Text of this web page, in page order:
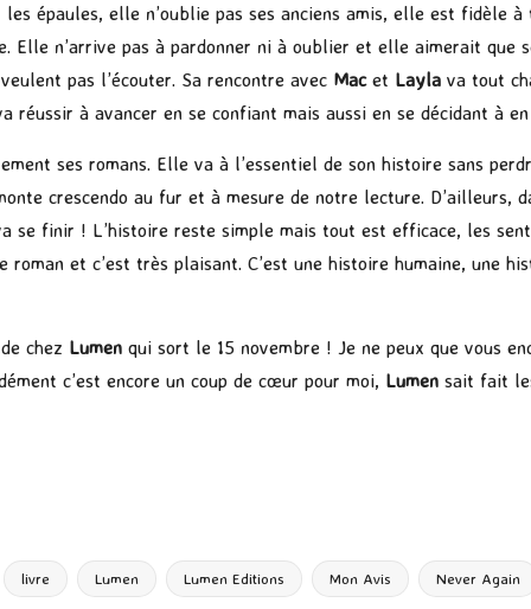
épaules, elle n’oublie pas ses anciens amis, elle est fidèle
n’arrive pas à pardonner ni à oublier et elle aimerait que
pas l’écouter. Sa rencontre avec Mac et Layla va tout
à avancer en se confiant mais aussi en se décidant à
ses romans. Elle va à l’essentiel de son histoire sans
crescendo au fur et à mesure de notre lecture.
se finir ! L’histoire reste simple mais tout est efficace, les
et c’est très plaisant. C’est une histoire humaine, une
chez Lumen qui sort le 15 novembre ! Je ne peux que vous
c’est encore un coup de cœur pour moi, Lumen sait fait
livre Lumen Lumen Editions Mon Avis Never Again